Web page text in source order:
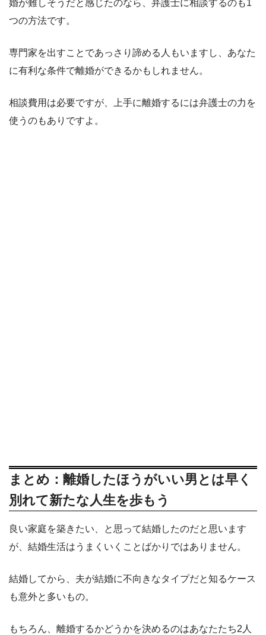
婚が難しそうだと感じたのなら、弁護士に相談するのも1
つの方法です。
専門家を出すことであっさり諦める人もいますし、あなた
に有利な条件で離婚ができるかもしれません。
相談費用は必要ですが、上手に離婚するには弁護士の力を
使うのもありですよ。
まとめ：離婚したほうがいい男とは早く
別れて新たな人生を歩もう
良い家庭を築きたい、と思って結婚したのだと思います
が、結婚生活はうまくいくことばかりではありません。
結婚してから、夫が結婚に不向きなタイプだと知るケース
も意外と多いもの。
もちろん、離婚するかどうかを決めるのはあなたたち2人